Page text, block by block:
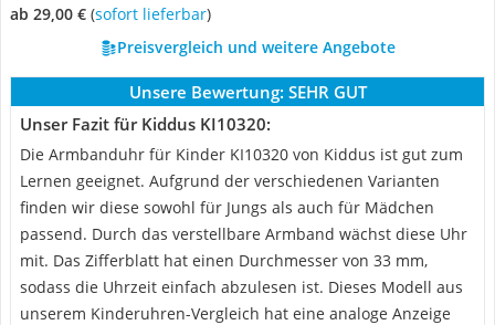
ab 29,00 € ( Sofort lieferbar)
Preisvergleich und weitere Angebote
Unsere Bewertung: SEHR GUT
Unser Fazit für Kiddus KI10320:
Die Armbanduhr für Kinder KI10320 von Kiddus ist gut zum
Lernen geeignet. Aufgrund der verschiedenen Varianten
finden wir diese sowohl für Jungs als auch für Mädchen
passend. Durch das verstellbare Armband wächst diese Uhr
mit. Das Zifferblatt hat einen Durchmesser von 33 mm,
sodass die Uhrzeit einfach abzulesen ist. Dieses Modell aus
unserem Kinderuhren-Vergleich hat eine analoge Anzeige